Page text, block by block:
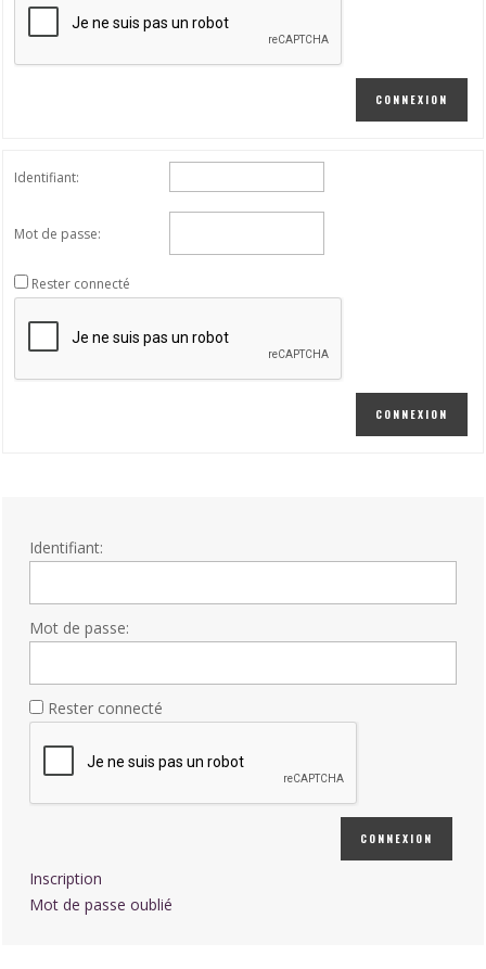
CONNEXION
Identifiant:
Mot de passe:
Rester connecté
CONNEXION
Identifiant:
Mot de passe:
Rester connecté
CONNEXION
Inscription
Mot de passe oublié